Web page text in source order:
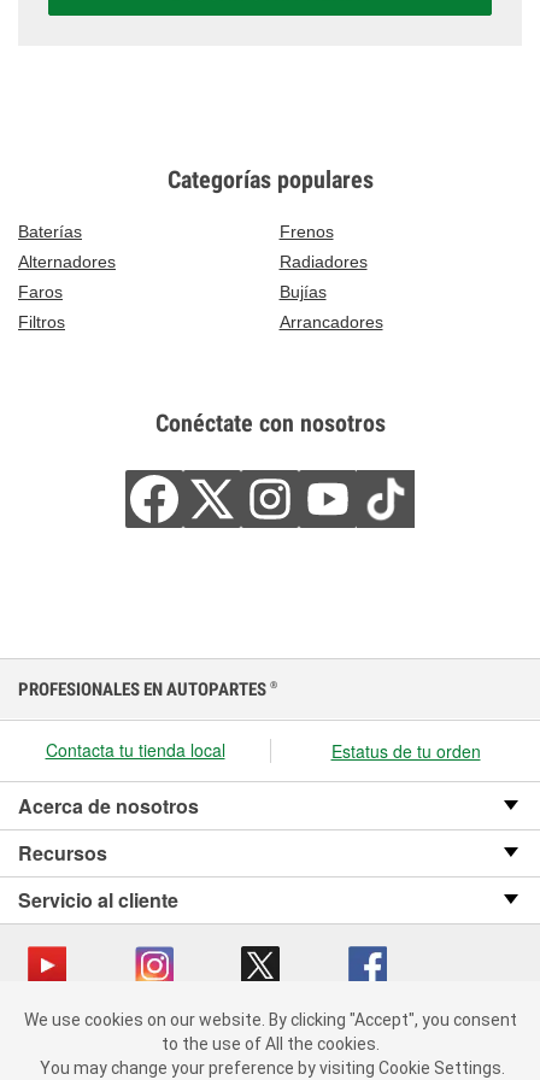
Categorías populares
Baterías
Frenos
Alternadores
Radiadores
Faros
Bujías
Filtros
Arrancadores
Conéctate con nosotros
By clicking "Accept", you consent to the use of All the cookies.
You may change your preference by visiting Cookie Settings.
We use cookies on our website. By clicking "Accept", you consent
to the use of All the cookies.
You may change your preference by visiting Cookie Settings.
PROFESIONALES EN AUTOPARTES ®
Contacta tu tienda local Estatus de tu orden
Acerca de nosotros
Recursos
Servicio al cliente
Copyright © 2008-2026 O’Reilly Auto Parts v OST_3.2.0.0.729 (3) cv1361